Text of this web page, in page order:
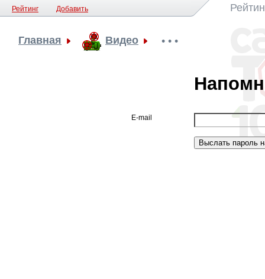
Рейтинг Добавить
Главная Видео • • •
E-mail